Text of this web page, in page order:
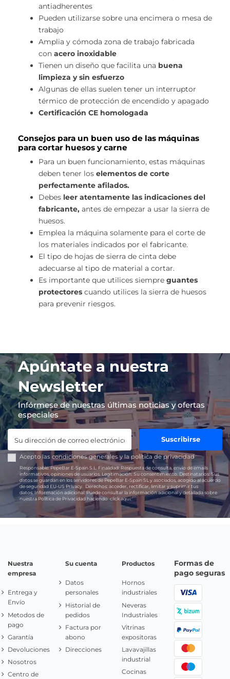
antiadherentes
Pueden utilizarse sobre una encimera o mesa de
trabajo
Amplia y cómoda zona de trabajo fabricada
con acero inoxidable
Tienen un diseño que facilita una buena
limpieza y sin esfuerzo
Algunas de ellas suelen tener un interruptor
térmico de protección de encendido y apagado
Certificación CE homologada
Consejos para un buen uso de las máquinas
para cortar huesos y carne
Para un buen funcionamiento, estas máquinas
deben tener los elementos de corte
perfectamente afilados.
Debes leer atentamente las indicaciones del
fabricante, antes de empezar a usar la sierra de
huesos.
Emplea la máquina solamente para el corte de
los materiales indicados por el fabricante.
El tipo de hojas de sierra de cinta debe
adecuarse al tipo de material a cortar.
Es importante que utilices siempre guantes
protectores cuando utilices la sierra de huesos
para prevenir riesgos.
Apúntate a nuestra
Newsletter
Infórmese de nuestras últimas noticias y ofertas
especiales
Suscribirse
Acepto las condiciones generales y lapolítica de privacidad
Responsable:PepeBar E-Spain S.L. Finalidad: Respuesta de consulta, envío de emails
informativos, opiniones de usuarios. Legitimación: Su consentimiento. Destinatarios:Sus
datos se guardan en los servidores de PepeBar E-Spain SL y asociados, acogido al acuerdo
de seguridad EU-US Privacy. Derechos: acceder, rectificar, limitar y suprimir tus
datos.Información adicional:Puede consultar la información adicional y detallada sobre
nuestra Política de Privacidad haciendoclick aquí.
Nuestra
empresa
Entrega y
Envío
Metodos de
pago
Garantía
Devoluciones
Nosotros
Centro de
Su cuenta
Datos
personales
Historial de
pedidos
Factura por
abono
Direcciones
Productos
Hornos
industriales
Neveras
Industriales
Vitrinas
expositoras
Lavavajillas
industrial
Cocinas
Formas de
pago seguras